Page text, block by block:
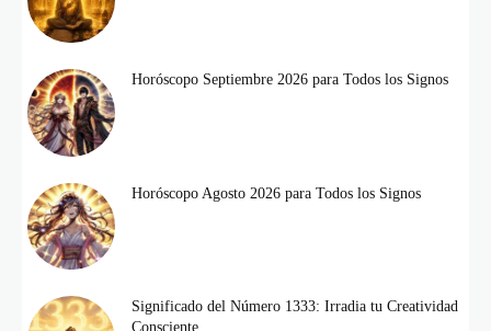
Horóscopo Septiembre 2026 para Todos los Signos
Horóscopo Agosto 2026 para Todos los Signos
Significado del Número 1333: Irradia tu Creatividad
Consciente